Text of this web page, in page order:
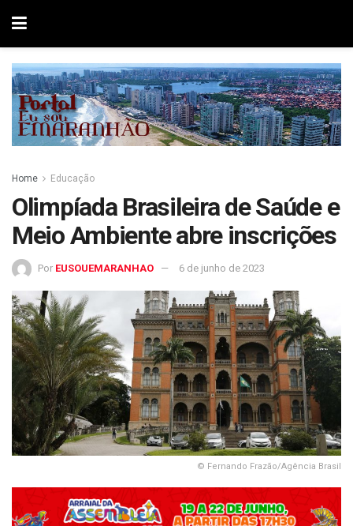
Home Educação
Olimpíada Brasileira de Saúde e
Meio Ambiente abre inscrições
Por EUSOUEMARANHAO 6 de junho de 2023
© Fernando Frazão/Agência Brasil